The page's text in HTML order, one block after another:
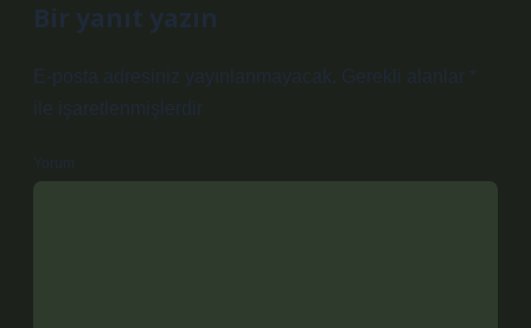
Bir yanıt yazın
E-posta adresiniz yayınlanmayacak. Gerekli alanlar *
ile işaretlenmişlerdir
Yorum